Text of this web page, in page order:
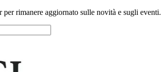
rimanere aggiornato sulle novità e sugli eventi.